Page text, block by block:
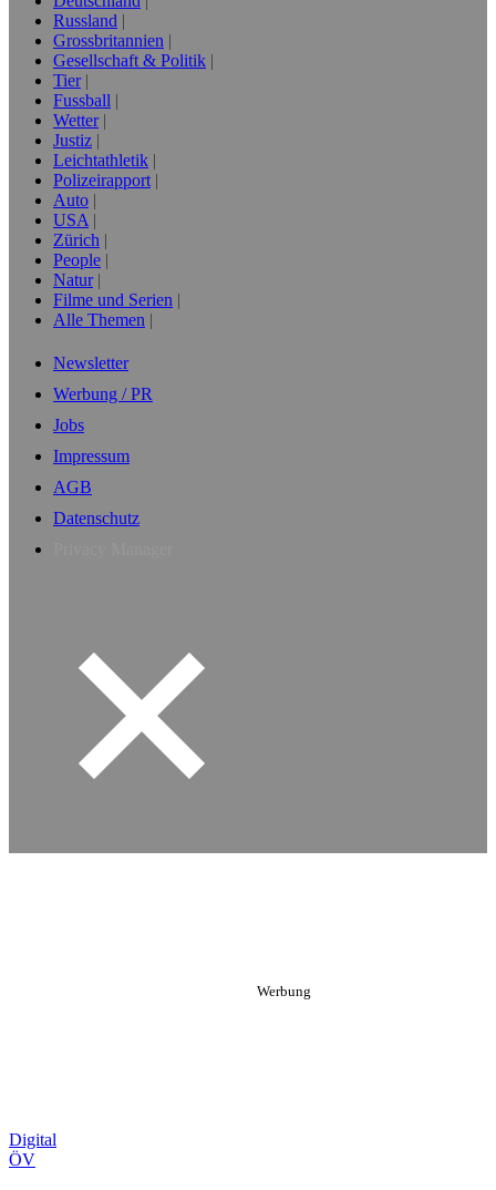
Russland
Grossbritannien
Gesellschaft & Politik
Tier
Fussball
Wetter
Justiz
Leichtathletik
Polizeirapport
Auto
USA
Zürich
People
Natur
Filme und Serien
Alle Themen
Newsletter
Werbung / PR
Jobs
Impressum
AGB
Datenschutz
Digital
ÖV